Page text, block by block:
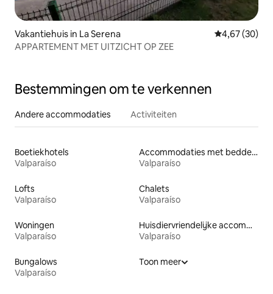
Vakantiehuis in La Serena Gemiddelde
4,67 (30)
APPARTEMENT MET UITZICHT OP ZEE
Bestemmingen om te verkennen
Andere accommodaties Activiteiten
Boetiekhotels
Valparaíso
Accommodaties met bedden op toegankelijke hoogte
Valparaíso
Lofts
Valparaíso
Chalets
Valparaíso
Woningen
Valparaíso
Huisdiervriendelijke accommodaties
Valparaíso
Bungalows
Valparaíso
Toon meer